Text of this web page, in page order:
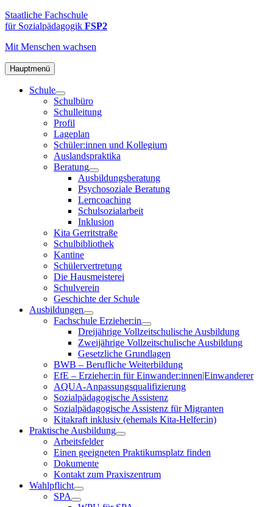
Zum
Inhalt
FSP2
Staatliche
Fachschule
Sozialpädagogik
in
Altona
Staatliche Fachschule
für Sozialpädagogik FSP2
Mit Menschen wachsen
Hauptmenü
Schule
Schulbüro
Schulleitung
Profil
Lageplan
Schüler:innen und Kollegium
Auslandspraktika
Beratung
Ausbildungsberatung
Psychosoziale Beratung
Lerncoaching
Schulsozialarbeit
Inklusion
Kita Gerritstraße
Schulbibliothek
Kantine
Schülervertretung
Die Hausmeisterei
Schulverein
Geschichte der Schule
Ausbildungen
Fachschule Erzieher:in
Dreijährige Vollzeitschulische Ausbildung
Zweijährige Vollzeitschulische Ausbildung
Gesetzliche Grundlagen
BWB – Berufliche Weiterbildung
EfE – Erzieher:in für Einwander:innen|Einwanderer
AQUA-Anpassungsqualifizierung
Sozialpädagogische Assistenz
Sozialpädagogische Assistenz für Migranten
Kitakraft inklusiv (ehemals Kita-Helfer:in)
Praktische Ausbildung
Arbeitsfelder
Einen geeigneten Praktikumsplatz finden
Dokumente
Kontakt zum Praxiszentrum
Wahlpflicht
SPA